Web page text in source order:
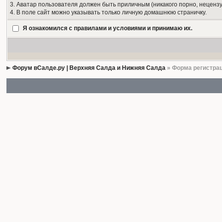
3. Аватар пользователя должен быть приличным (никакого порно,
4. В поле сайт можно указывать только личную домашнюю страничку.
Я ознакомился с правилами и условиями и принимаю их.
Форум вСалде.ру | Верхняя Салда и Нижняя Салда » Форма